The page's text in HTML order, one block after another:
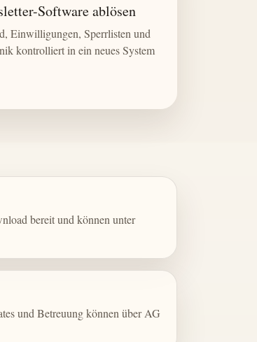
Software ablösen
Einwilligungen, Sperrlisten und
kontrolliert in ein neues System
bereit und können unter
und Betreuung können über AG